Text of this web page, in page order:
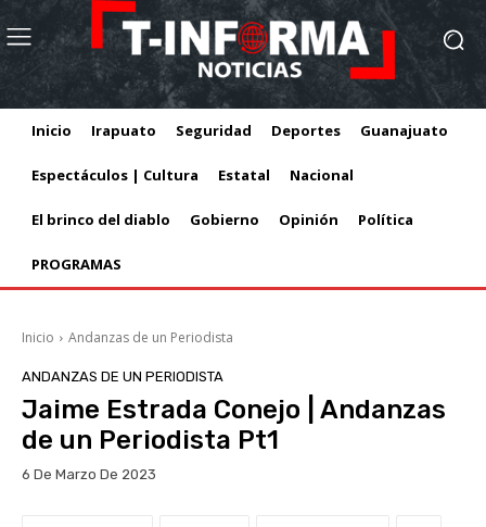
Inicio Irapuato Seguridad Deportes Guanajuato
Espectáculos | Cultura Estatal Nacional
El brinco del diablo Gobierno Opinión Política
PROGRAMAS
Inicio Andanzas de un Periodista
ANDANZAS DE UN PERIODISTA
Jaime Estrada Conejo | Andanzas
de un Periodista Pt1
6 De Marzo De 2023